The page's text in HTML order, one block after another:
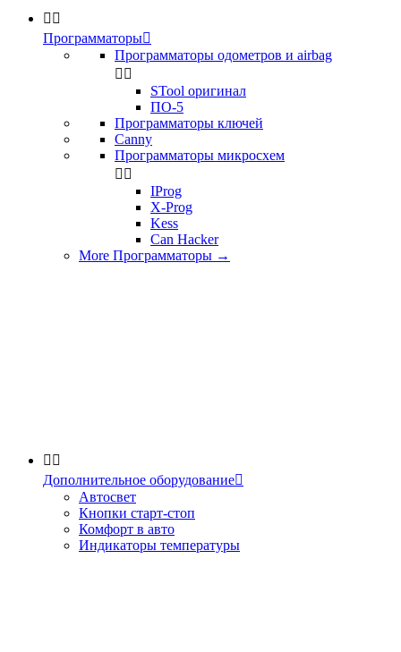
 
Программаторы
Программаторы одометров и airbag
 
STool оригинал
ПО-5
Программаторы ключей
Canny
Программаторы микросхем
 
IProg
X-Prog
Kess
Can Hacker
More Программаторы →
 
Дополнительное оборудование
Автосвет
Кнопки старт-стоп
Комфорт в авто
Индикаторы температуры